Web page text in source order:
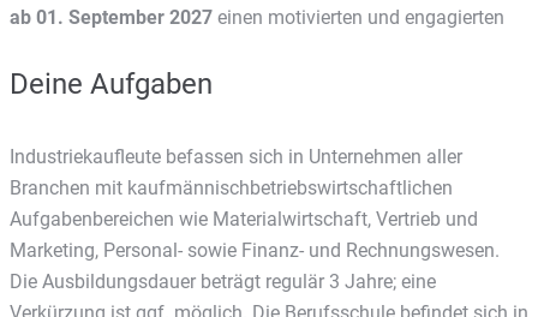
ab 01. September 2027 einen motivierten und engagierten
Deine Aufgaben
Industriekaufleute befassen sich in Unternehmen aller
Branchen mit kaufmännischbetriebswirtschaftlichen
Aufgabenbereichen wie Materialwirtschaft, Vertrieb und
Marketing, Personal- sowie Finanz- und Rechnungswesen.
Die Ausbildungsdauer beträgt regulär 3 Jahre; eine